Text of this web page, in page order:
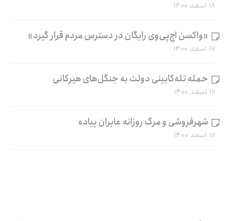
۱۸ اسفند ۱۴۰۰
«واکسن اچ‌پی‌وی رایگان در دسترس مردم قرار گیرد»
۱۷ اسفند ۱۴۰۰
حمله تله‌کابینی دولت به جنگل‌های هیرکانی
۱۶ اسفند ۱۴۰۰
شهرفروشی و مرگ روزانه عابران پیاده
۱۶ اسفند ۱۴۰۰